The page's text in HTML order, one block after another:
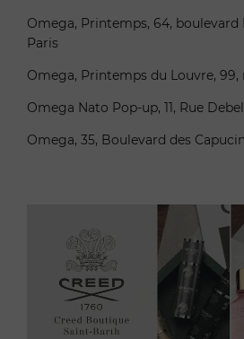
Omega, Printemps, 64, boulevard
Paris
Omega, Printemps du Louvre, 99,
Omega Nato Pop-up, 11, Rue
Omega, 35, Boulevard des